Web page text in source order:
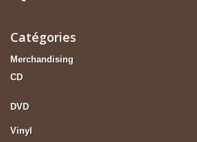
Catégories
Merchandising
CD
DVD
Vinyl